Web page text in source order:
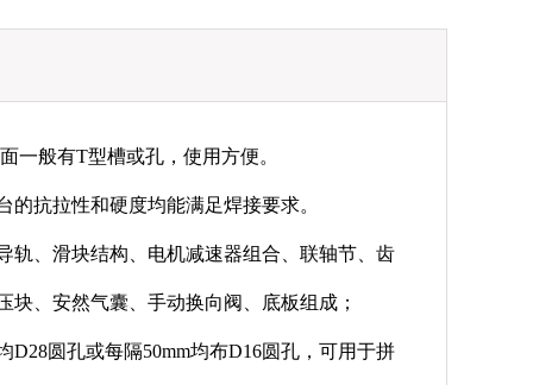
一般有T型槽或孔，使用方便。
抗拉性和硬度均能满足焊接要求。
轨、滑块结构、电机减速器组合、联轴节、齿
、安然气囊、手动换向阀、底板组成；
圆孔或每隔50mm均布D16圆孔，可用于拼